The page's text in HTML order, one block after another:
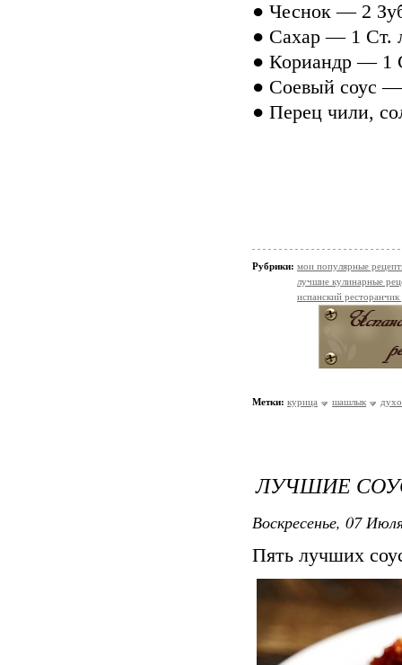
● Чеснок — 2
● Сахар — 1 Ст.
● Кориандр — 1
● Соевый соус
● Перец чили,
Рубрики: мои популярные
лучшие кулинарные
испанский
Метки: курица шашлык
ЛУЧШИЕ
Воскресенье, 07
Пять лучших